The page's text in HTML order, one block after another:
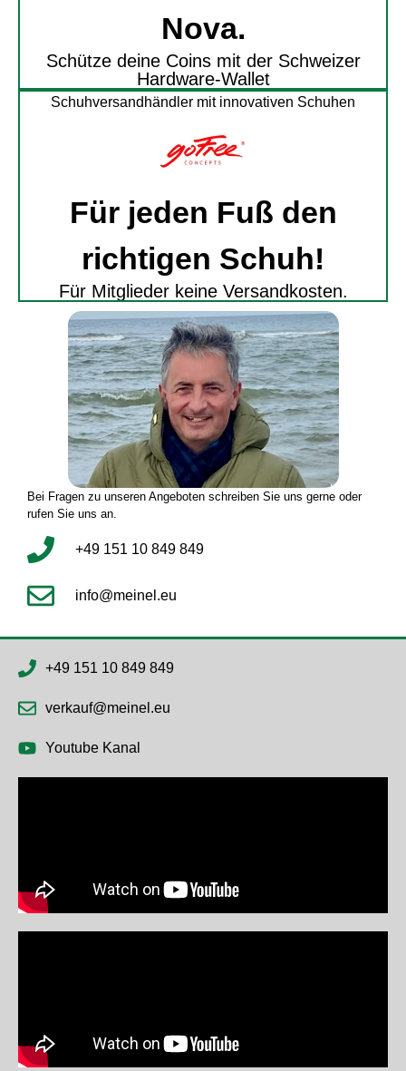
Nova.
Schütze deine Coins mit der Schweizer
Hardware-Wallet
Schuhversandhändler mit innovativen Schuhen
Für jeden Fuß den
richtigen Schuh!
Für Mitglieder keine Versandkosten.
Bei Fragen zu unseren Angeboten schreiben Sie uns gerne oder
rufen Sie uns an.
+49 151 10 849 849
info@meinel.eu
+49 151 10 849 849
verkauf@meinel.eu
Youtube Kanal